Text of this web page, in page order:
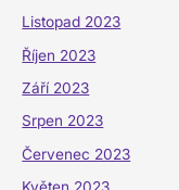
Listopad 2023
Říjen 2023
Září 2023
Srpen 2023
Červenec 2023